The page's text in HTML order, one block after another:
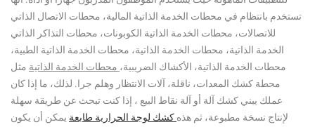
تستخدم بانتظام في محطات الخدمة الذاتية المالية، محطات الاتصال الذاتي
للاتصالات، محطات الخدمة الذاتية الكوبونات، محطات التذاكر الذاتي
الخدمة الذاتية، محطات الخدمة الذاتية، محطات الخدمة الذاتية الطبية،
محطات الخدمة الذاتية، الأكشاك الضريبية، محطات الخدمة الذاتية مثل
محطة كشك المعدات، ناقلة، آلات الانتظار وهلم جرا. لذلك، ما إذا كان
عملك يبني كشك آلة أو آلة نقاط البيع ، إذا كنت تبحث عن طريقة سهلة
لإنتاج نسخة مطبوعة، ثم هذه كشك لوجة الحرارية طابعة يمكن أن يكون